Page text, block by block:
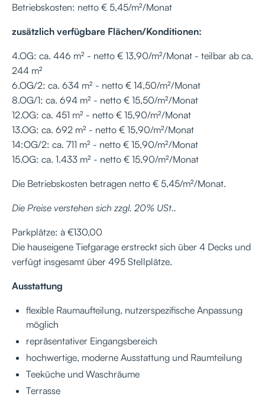
Betriebskosten: netto € 5,45/m²/Monat
zusätzlich verfügbare Flächen/Konditionen:
4.OG: ca. 446 m² - netto € 13,90/m²/Monat - teilbar ab ca.
244 m²
6.OG/2: ca. 634 m² - netto € 14,50/m²/Monat
8.OG/1: ca. 694 m² - netto € 15,50/m²/Monat
12.OG: ca. 451 m² - netto € 15,90/m²/Monat
13.OG: ca. 692 m² - netto € 15,90/m²/Monat
14:OG/2: ca. 711 m² - netto € 15,90/m²/Monat
15.OG: ca. 1.433 m² - netto € 15,90/m²/Monat
Die Betriebskosten betragen netto € 5,45/m²/Monat.
Die Preise verstehen sich zzgl. 20% USt..
Parkplätze: à €130,00
Die hauseigene Tiefgarage erstreckt sich über 4 Decks und
verfügt insgesamt über 495 Stellplätze.
Ausstattung
flexible Raumaufteilung, nutzerspezifische Anpassung
möglich
repräsentativer Eingangsbereich
hochwertige, moderne Ausstattung und Raumteilung
Teeküche und Waschräume
Terrasse